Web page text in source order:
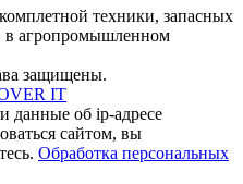
техники, запасных
в агропромышленном
защищены.
IT
данные об ip-адресе
сайтом, вы
Обработка персональных